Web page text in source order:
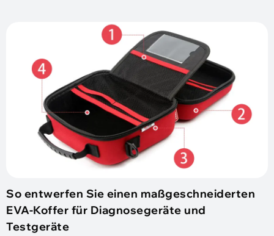
So entwerfen Sie einen maßgeschneiderten
EVA-Koffer für Diagnosegeräte und
Testgeräte